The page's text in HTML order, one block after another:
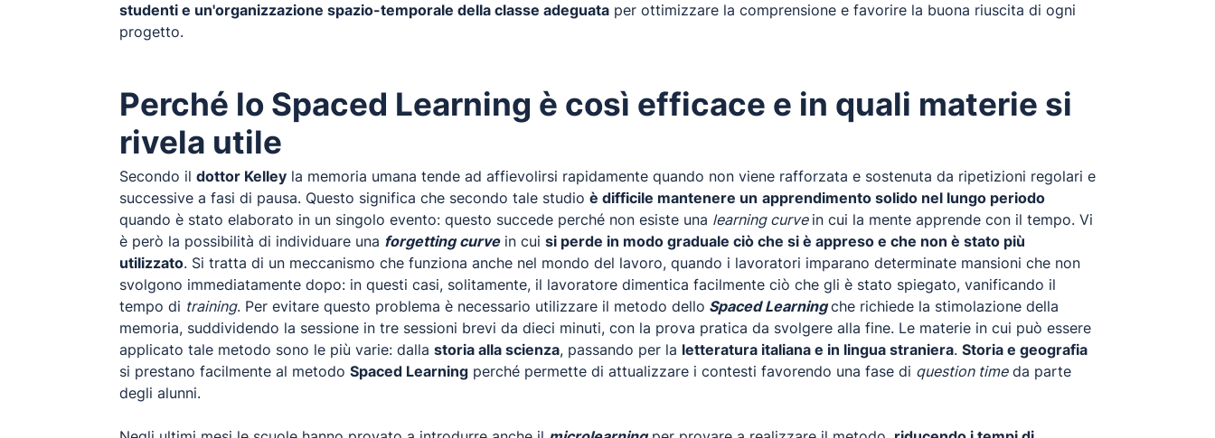
studenti e un'organizzazione spazio-temporale della classe adeguata per ottimizzare la comprensione e favorire la buona riuscita di ogni
progetto.
Perché lo Spaced Learning è così efficace e in quali materie si
rivela utile
Secondo il dottor Kelley la memoria umana tende ad affievolirsi rapidamente quando non viene rafforzata e sostenuta da ripetizioni regolari e
successive a fasi di pausa. Questo significa che secondo tale studio è difficile mantenere un apprendimento solido nel lungo periodo
quando è stato elaborato in un singolo evento: questo succede perché non esiste una learning curve in cui la mente apprende con il tempo. Vi
è però la possibilità di individuare una forgetting curvein cui si perde in modo graduale ciò che si è appreso e che non è stato più
utilizzato. Si tratta di un meccanismo che funziona anche nel mondo del lavoro, quando i lavoratori imparano determinate mansioni che non
svolgono immediatamente dopo: in questi casi, solitamente, il lavoratore dimentica facilmente ciò che gli è stato spiegato, vanificando il
tempo di training. Per evitare questo problema è necessario utilizzare il metodo dello Spaced Learning che richiede la stimolazione della
memoria, suddividendo la sessione in tre sessioni brevi da dieci minuti, con la prova pratica da svolgere alla fine. Le materie in cui può essere
applicato tale metodo sono le più varie: dalla storia alla scienza, passando per la letteratura italiana e in lingua straniera. Storia e geografia
si prestano facilmente al metodo Spaced Learning perché permette di attualizzare i contesti favorendo una fase di question timeda parte
degli alunni.